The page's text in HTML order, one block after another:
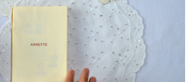
ANNETTE